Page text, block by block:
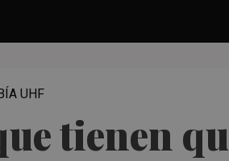
tienen
UHF